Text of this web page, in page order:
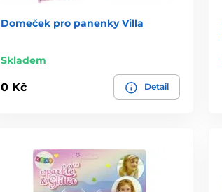
Domeček pro panenky Villa
Skladem
0 Kč Detail